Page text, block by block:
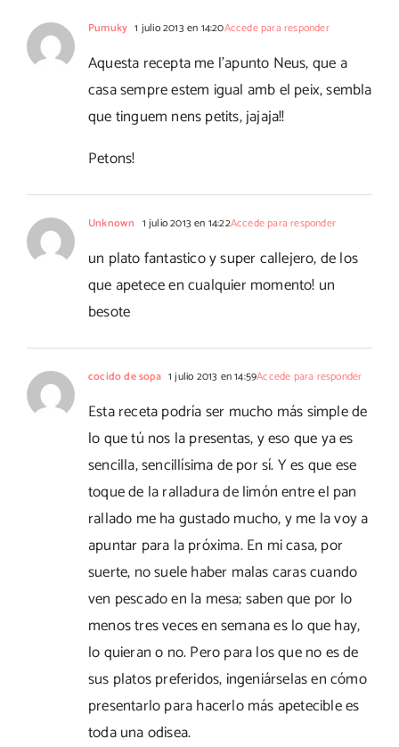
Pumuky 1 julio 2013 en 14:20Accede para responder
Aquesta recepta me l'apunto Neus, que a
casa sempre estem igual amb el peix, sembla
que tinguem nens petits, jajaja!!
Petons!
Unknown 1 julio 2013 en 14:22Accede para responder
un plato fantastico y super callejero, de los
que apetece en cualquier momento! un
besote
cocido de sopa 1 julio 2013 en 14:59Accede para responder
Esta receta podría ser mucho más simple de
lo que tú nos la presentas, y eso que ya es
sencilla, sencillísima de por sí. Y es que ese
toque de la ralladura de limón entre el pan
rallado me ha gustado mucho, y me la voy a
apuntar para la próxima. En mi casa, por
suerte, no suele haber malas caras cuando
ven pescado en la mesa; saben que por lo
menos tres veces en semana es lo que hay,
lo quieran o no. Pero para los que no es de
sus platos preferidos, ingeniárselas en cómo
presentarlo para hacerlo más apetecible es
toda una odisea.